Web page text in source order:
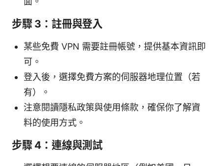
步驟 3：註冊與登入
某些免費 VPN 需要註冊帳號，提供基本資訊即
可。
登入後，選擇免費方案的伺服器地理位置（若
有）。
注意閱讀隱私政策與使用條款，確保你了解資
料的使用方式。
步驟 4：連線與測試